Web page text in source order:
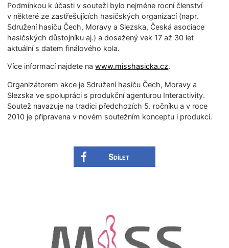
Podmínkou k účasti v souteži bylo nejméne rocní členství
v některé ze zastřešujících hasičských organizací (napr.
Sdružení hasiču Čech, Moravy a Slezska, Česká asociace
hasičských důstojníku aj.) a dosažený vek 17 až 30 let
aktuální s datem finálového kola.
Více informací najdete nawww.misshasicka.cz.
Organizátorem akce je Sdružení hasiču Čech, Moravy a
Slezska ve spolupráci s produkční agenturou Interactivity.
Soutež navazuje na tradici předchozích 5. ročníku a v roce
2010 je připravena v novém soutežním konceptu i produkci.
Sdílet